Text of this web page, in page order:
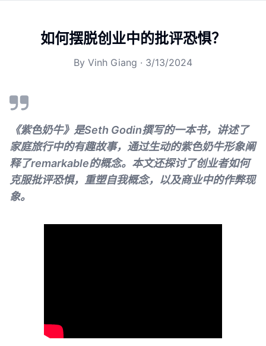
如何摆脱创业中的批评恐惧？
By Vinh Giang · 3/13/2024
《紫色奶牛》是Seth Godin撰写的一本书，讲述了
家庭旅行中的有趣故事，通过生动的紫色奶牛形象阐
释了remarkable的概念。本文还探讨了创业者如何
克服批评恐惧，重塑自我概念，以及商业中的作弊现
象。